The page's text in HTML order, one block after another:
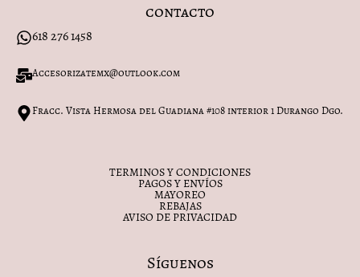
contacto
618 276 1458
Accesorizatemx@outlook.com
Fracc. Vista Hermosa del Guadiana #108 interior 1 Durango Dgo.
TERMINOS Y CONDICIONES
PAGOS Y ENVÍOS
MAYOREO
REBAJAS
AVISO DE PRIVACIDAD
Síguenos